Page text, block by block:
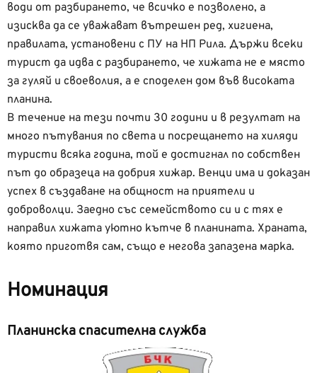
води от разбирането, че всичко е позволено, а
изисква да се уважават вътрешен ред, хигиена,
правилата, установени с ПУ на НП Рила. Държи всеки
турист да идва с разбирането, че хижата не е място
за гуляй и своеволия, а е споделен дом във високата
планина.
В течение на тези почти 30 години и в резултат на
много пътувания по света и посрещането на хиляди
туристи всяка година, той е достигнал по собствен
път до образеца на добрия хижар. Венци има и доказан
успех в създаване на общност на приятели и
доброволци. Заедно със семейството си и с тях е
направил хижата уютно кътче в планината. Храната,
която приготвя сам, също е негова запазена марка.
Номинация
Планинска спасителна служба